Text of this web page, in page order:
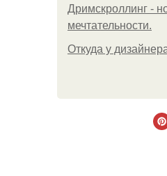
Дримскроллинг -
мечтательности.
Откуда у